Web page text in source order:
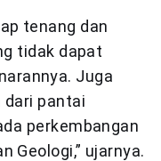
tenang dan
tidak dapat
Juga
dari pantai
perkembangan
Geologi,” ujarnya.